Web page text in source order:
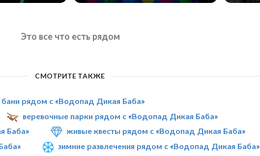
Это все что есть рядом
СМОТРИТЕ ТАКЖЕ
бани рядом с «Водопад Дикая Баба»
веревочные парки рядом с «Водопад Дикая Баба»
Баба»
живые квесты рядом с «Водопад Дикая Баба»
зимние развлечения рядом с «Водопад Дикая Баба»